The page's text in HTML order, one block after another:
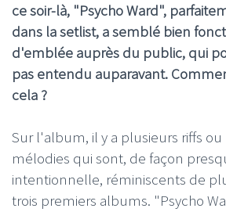
ce soir-là, "Psycho Ward",
dans la setlist, a semblé bien
d'emblée auprès du public, qui
pas entendu auparavant.
cela ?
Sur l'album, il y a plusieurs riffs
mélodies qui sont, de façon
intentionnelle, réminiscents de
trois premiers albums. "Psycho